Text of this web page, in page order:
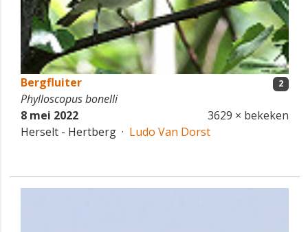
Bergfluiter
Phylloscopus bonelli
2
8 mei 2022
3629 × bekeken
Herselt - Hertberg · Ludo Van Dorst